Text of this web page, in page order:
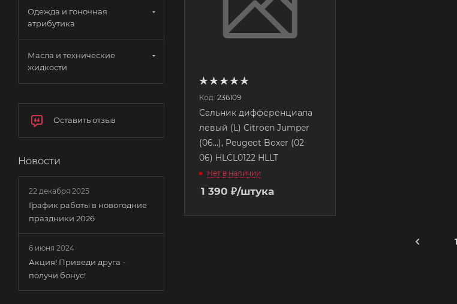
Код: 236109
Сальник дифференциала
левый (L) Citroen Jumper
(06...), Peugeot Boxer (02-
06) HLCL0122 HLLT
Нет в наличии
1 390 ₽/штука
1
Одежда и гоночная
атрибутика
Масла и технические
жидкости
Оставить отзыв
Новости
22 декабря 2025
График работы в новогодние
праздники 2026
6 июня 2024
Акция! Приведи друга -
получи бонус!